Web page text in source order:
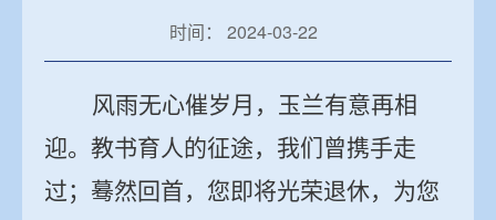
时间： 2024-03-22
风雨无心催岁月，玉兰有意再相
迎。教书育人的征途，我们曾携手走
过；蓦然回首，您即将光荣退休，为您